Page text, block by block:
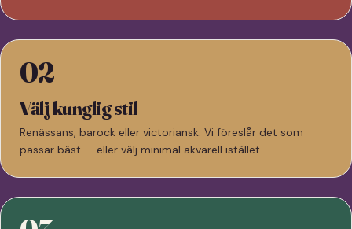
02
Välj kunglig stil
Renässans, barock eller victoriansk. Vi föreslår det som
passar bäst — eller välj minimal akvarell istället.